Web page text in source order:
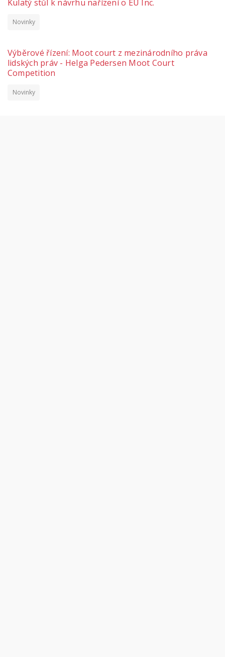
Kulatý stůl k návrhu nařízení o EU Inc.
Novinky
Výběrové řízení: Moot court z mezinárodního práva
lidských práv - Helga Pedersen Moot Court
Competition
Novinky